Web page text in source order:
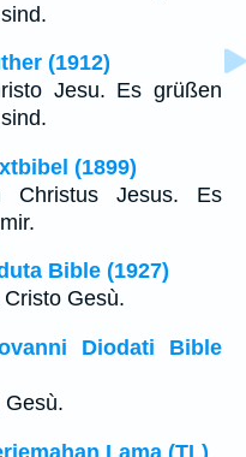
(1912)
Jesu. Es grüßen
(1899)
Christus Jesus. Es
Bible (1927)
Gesù.
Diodati Bible
Gesù.
Lama (TL)